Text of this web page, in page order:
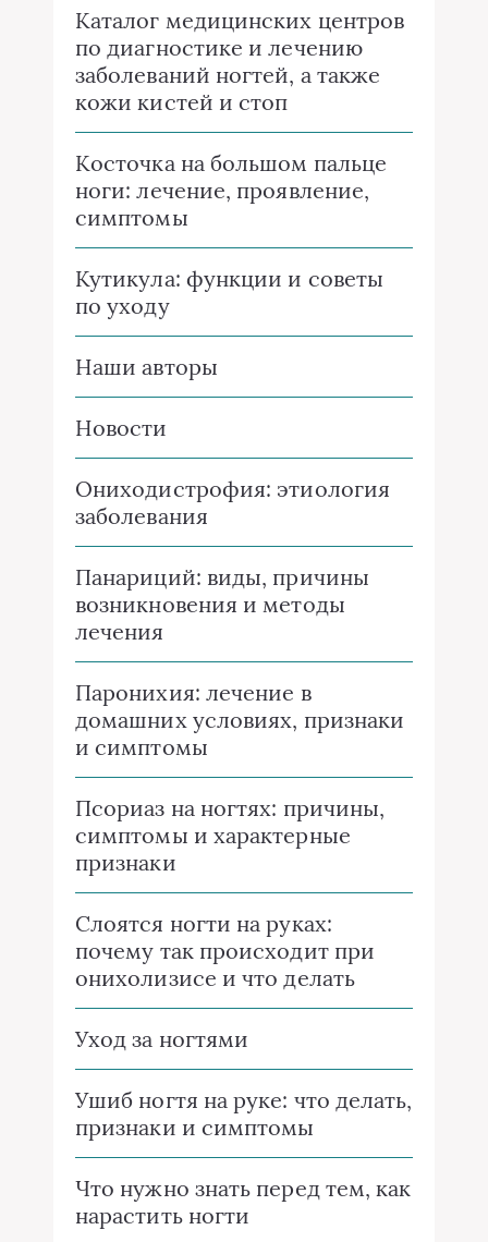
Каталог медицинских центров
по диагностике и лечению
заболеваний ногтей, а также
кожи кистей и стоп
Косточка на большом пальце
ноги: лечение, проявление,
симптомы
Кутикула: функции и советы
по уходу
Наши авторы
Новости
Ониходистрофия: этиология
заболевания
Панариций: виды, причины
возникновения и методы
лечения
Паронихия: лечение в
домашних условиях, признаки
и симптомы
Псориаз на ногтях: причины,
симптомы и характерные
признаки
Слоятся ногти на руках:
почему так происходит при
онихолизисе и что делать
Уход за ногтями
Ушиб ногтя на руке: что делать,
признаки и симптомы
Что нужно знать перед тем, как
нарастить ногти